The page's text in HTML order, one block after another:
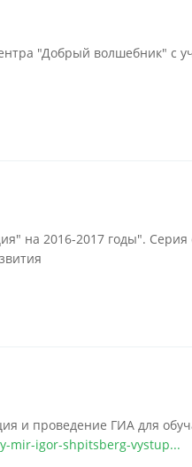
"Добрый волшебник" с
на 2016-2017 годы".
и проведение ГИА для
mir-igor-shpitsberg-vystup...